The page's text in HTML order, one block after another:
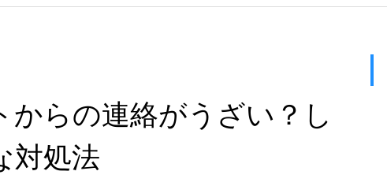
からの連絡がうざい？し
対処法